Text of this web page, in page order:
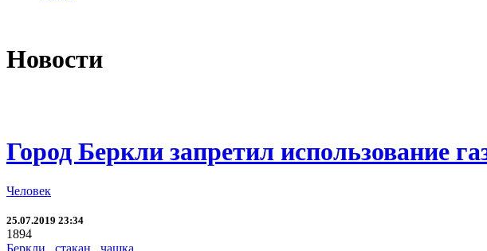
Новости
Город Беркли запретил использование
Человек
25.07.2019 23:34
1894
Беркли , стакан , чашка